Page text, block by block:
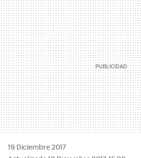
19 Diciembre 2017